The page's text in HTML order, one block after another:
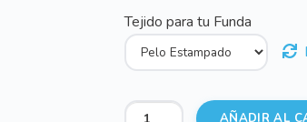
Tejido para tu Funda
Sacos
AÑADIR AL